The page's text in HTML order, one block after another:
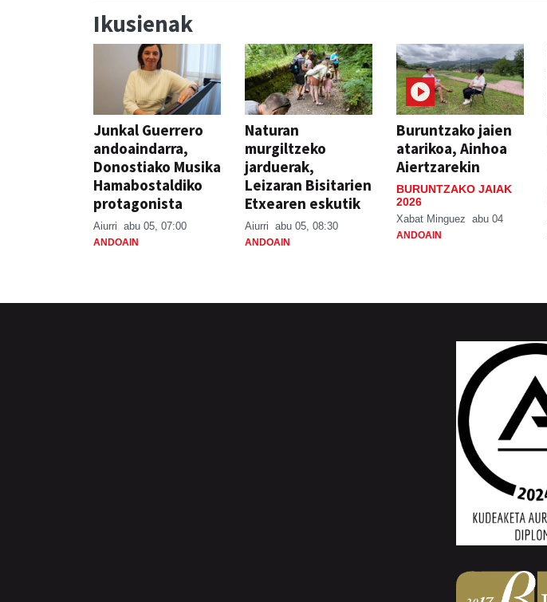
Ikusienak
Junkal Guerrero
andoaindarra,
Donostiako Musika
Hamabostaldiko
protagonista
Aiurri abu 05, 07:00
ANDOAIN
Naturan
murgiltzeko
jarduerak,
Leizaran Bisitarien
Etxearen eskutik
Aiurri abu 05, 08:30
ANDOAIN
Buruntzako jaien
atarikoa, Ainhoa
Aiertzarekin
BURUNTZAKO JAIAK
2026
Xabat Minguez abu 04
ANDOAIN